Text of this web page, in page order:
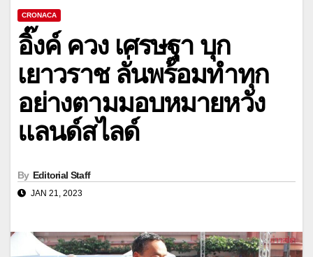
CRONACA
อิ๊งค์ ควง เศรษฐา บุก
เยาวราช ลั่นพร้อมทำทุก
อย่างตามมอบหมายหวัง
แลนด์สไลด์
By Editorial Staff
JAN 21, 2023